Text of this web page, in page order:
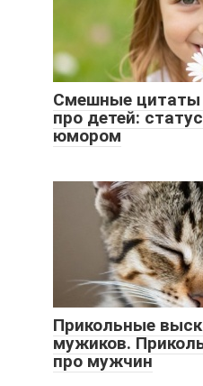
Смешные цитаты
про детей:
юмором
Прикольные
мужиков.
про мужчин